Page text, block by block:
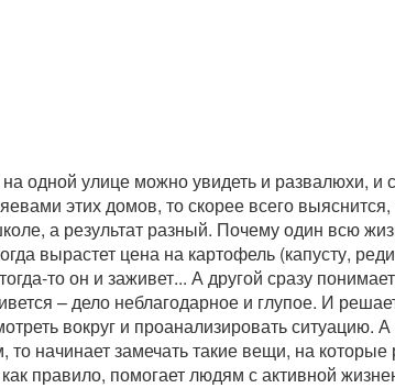
одной улице можно увидеть и развалюхи, и
этих домов, то скорее всего
а результат разный. Почему один всю
вырастет цена на картофель (капусту,
то он и заживет... А другой сразу
– дело неблагодарное и глупое. И
вокруг и проанализировать ситуацию. А
то начинает замечать такие вещи, на
правило, помогает людям с активной